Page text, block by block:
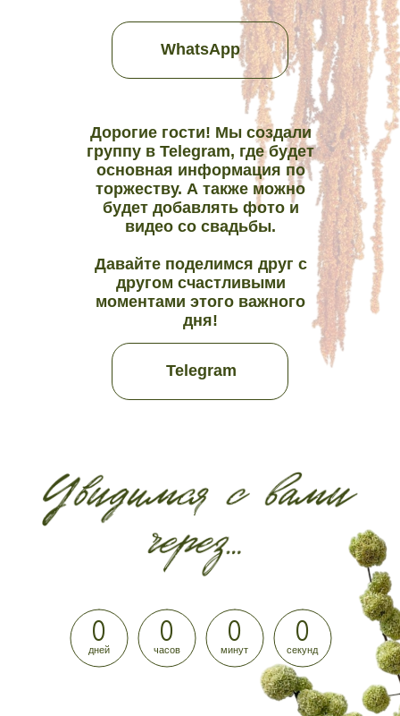
Дорогие гости! Мы создали
группу в Telegram, где будет
основная информация по
торжеству. А также можно
будет добавлять фото и
видео со свадьбы.
Давайте поделимся друг с
другом счастливыми
моментами этого важного
дня!
WhatsApp
Telegram
0
дней
0
часов
0
минут
0
секунд